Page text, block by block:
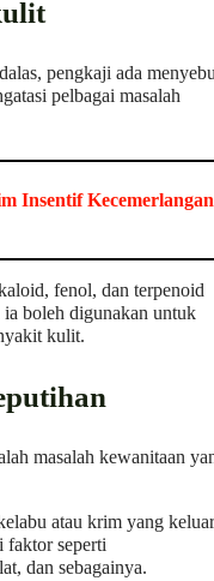
pengkaji ada
pelbagai masalah
Insentif Kecemerlangan
fenol, dan terpenoid
boleh digunakan untuk
kulit.
masalah kewanitaan
atau krim yang keluar
faktor seperti
dan sebagainya.